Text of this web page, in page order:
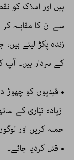
ہیں اور املاک کو
سے ان کا مقابلہ
زندہ پکڑ لیتے
کے سردار ہیں۔ آپ
• قیدیوں کو چھوڑ
زیادہ تیّاری کے
حملہ کریں اور
• قتل کردیا جائے۔